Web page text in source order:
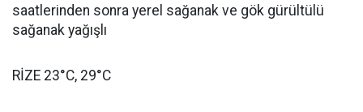
saatlerinden sonra yerel sağanak ve gök gürültülü
sağanak yağışlı
RİZE 23°C, 29°C